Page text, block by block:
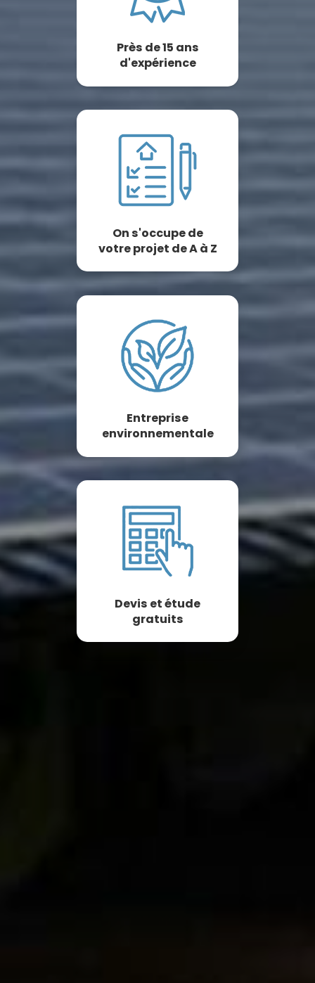
Près de 15 ans
d'expérience
On s'occupe de
votre projet de A à Z
Entreprise
environnementale
Devis et étude
gratuits